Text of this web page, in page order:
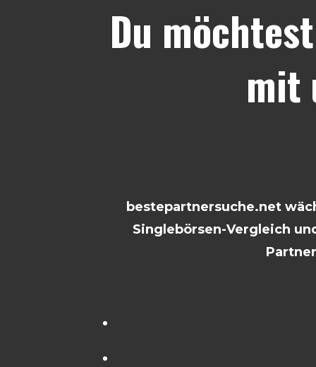
Du
mit
bestepartnersuche.net
Singlebörsen-Vergleich